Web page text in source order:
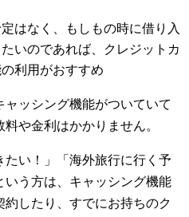
はなく、もしもの時に借り入
いのであれば、クレジットカ
利用がおすすめ
ッシング機能がついていて
や金利はかかりません。
たい！」「海外旅行に行く予
う方は、キャッシング機能
したり、すでにお持ちのク